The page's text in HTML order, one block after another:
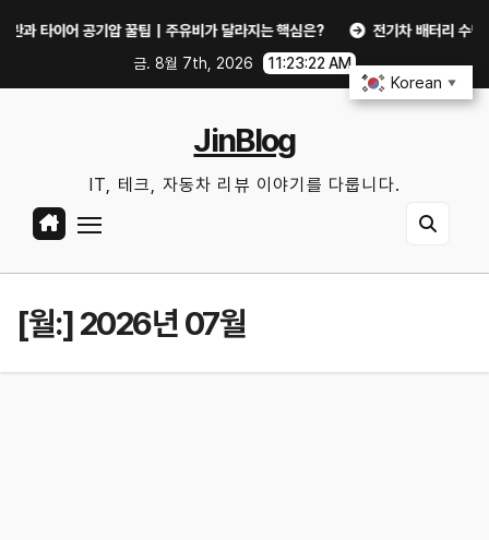
공기압 꿀팁｜주유비가 달라지는 핵심은?
전기차 배터리 수명 오래 쓰는
금. 8월 7th, 2026
11:23:22 AM
JinBlog
IT, 테크, 자동차 리뷰 이야기를 다룹니다.
[월:]2026년 07월
Korean ▼